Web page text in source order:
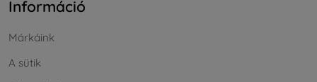
Információ
Márkáink
A sütik